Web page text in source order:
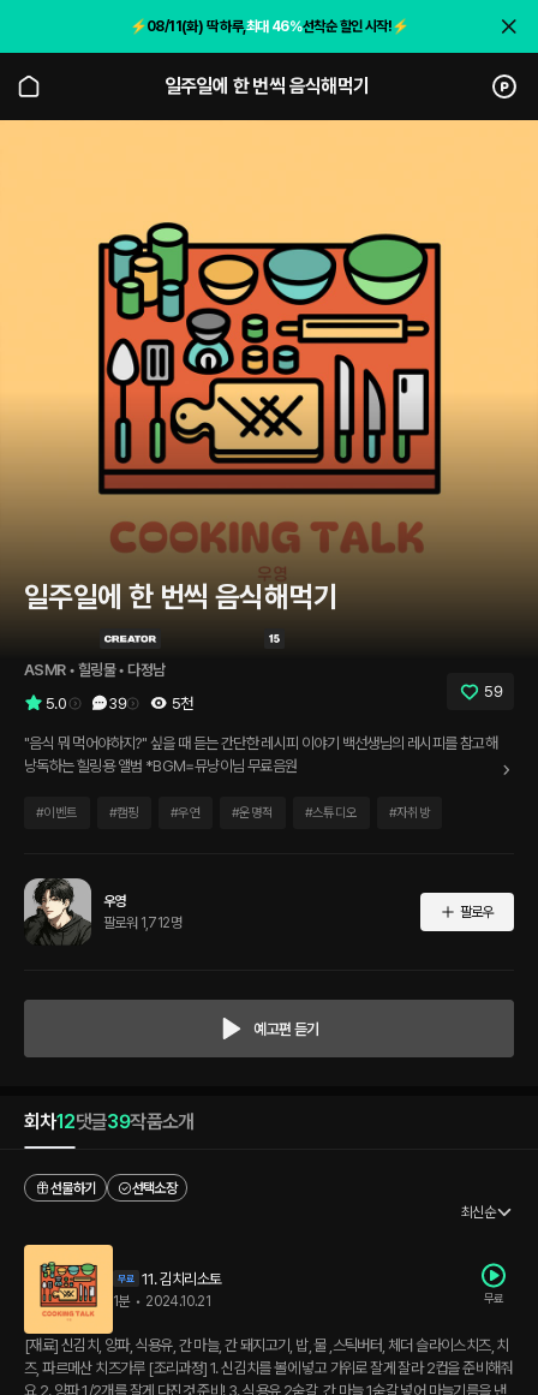
⚡️08/11(화) 딱 하루,최대 46%선착순 할인 시작!⚡️
일주일에 한 번씩 음식해먹기
일주일에 한 번씩 음식해먹기
ASMR • 힐링물 • 다정남
5.0
39 5천
59
"음식 뭐 먹어야하지?" 싶을 때 듣는 간단한 레시피 이야기 백선생님의 레시피를 참고해
낭독하는 힐링용 앨범 *BGM=뮤냥이님 무료음원
#이벤트 #캠핑 #우연 #운명적 #스튜디오 #자취방
우영
팔로워 1,712명
팔로우
예고편 듣기
회차12댓글39작품소개
선물하기
선택소장
최신순
11. 김치리소토
1분 • 2024.10.21 무료
[재료] 신김치, 양파, 식용유, 간 마늘, 간 돼지고기, 밥, 물 ,스틱버터, 체더 슬라이스치즈, 치
즈, 파르메산 치즈가루 [조리과정] 1. 신김치를 볼에 넣고 가위로 잘게 잘라 2컵을 준비해줘
요 2. 양파 1/2개를 잘게 다진것 준비! 3. 식용유 2숟갈, 간 마늘 1숟갈 넣어 마늘기름을 낸